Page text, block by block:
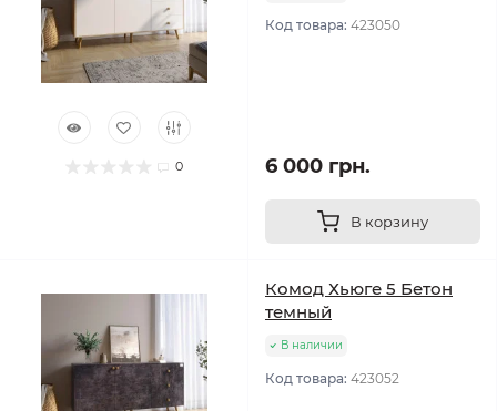
0
Код товара: 423050
6 000 грн.
В корзину
Комод Хьюге 5 Бетон
темный
В наличии
Код товара: 423052